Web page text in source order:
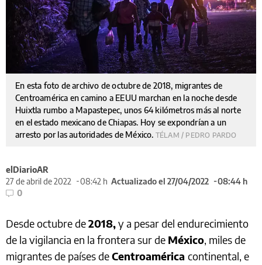
En esta foto de archivo de octubre de 2018, migrantes de
Centroamérica en camino a EEUU marchan en la noche desde
Huixtla rumbo a Mapastepec, unos 64 kilómetros más al norte
en el estado mexicano de Chiapas. Hoy se expondrían a un
arresto por las autoridades de México. TÉLAM / PEDRO PARDO
elDiarioAR
27 de abril de 2022
08:42 h Actualizado el 27/04/2022
08:44 h
0
Desde octubre de2018,y a pesar del endurecimiento
de la vigilancia en la frontera sur de México, miles de
migrantes de países deCentroamérica continental, e